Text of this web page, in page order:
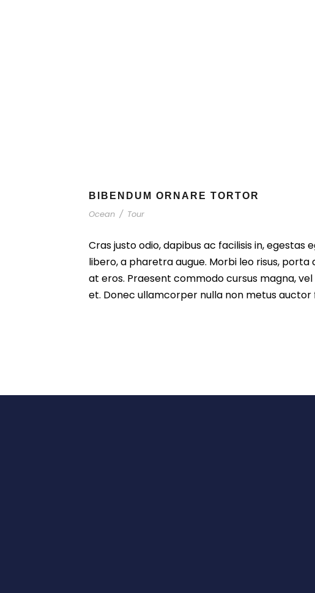
BIBENDUM ORNARE TORTOR
Ocean / Tour
Cras justo odio, dapibus ac facilisis in, egestas
libero, a pharetra augue. Morbi leo risus,
at eros. Praesent commodo cursus magna,
et. Donec ullamcorper nulla non metus auctor